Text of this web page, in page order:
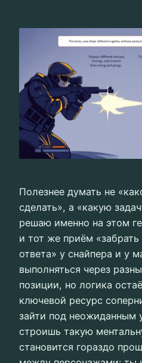
Полезнее думать не
сделать», а «какую
решаю именно на этом
и тот же приём
ответа» у снайпера и у
выполняться через
позиции, но логика
ключевой ресурс
зайти под неожиданным
строишь такую
становится гораздо